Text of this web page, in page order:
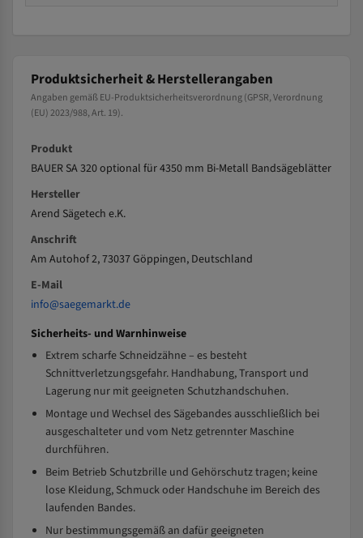
Produktsicherheit & Herstellerangaben
Angaben gemäß EU-Produktsicherheitsverordnung (GPSR, Verordnung
(EU) 2023/988, Art. 19).
Produkt
BAUER SA 320 optional für 4350 mm Bi-Metall Bandsägeblätter
Hersteller
Arend Sägetech e.K.
Anschrift
Am Autohof 2, 73037 Göppingen, Deutschland
E-Mail
info@saegemarkt.de
Sicherheits- und Warnhinweise
Extrem scharfe Schneidzähne – es besteht
Schnittverletzungsgefahr. Handhabung, Transport und
Lagerung nur mit geeigneten Schutzhandschuhen.
Montage und Wechsel des Sägebandes ausschließlich bei
ausgeschalteter und vom Netz getrennter Maschine
durchführen.
Beim Betrieb Schutzbrille und Gehörschutz tragen; keine
lose Kleidung, Schmuck oder Handschuhe im Bereich des
laufenden Bandes.
Nur bestimmungsgemäß an dafür geeigneten